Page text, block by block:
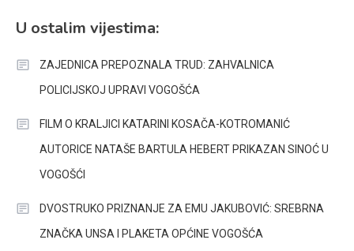
U ostalim vijestima:
ZAJEDNICA PREPOZNALA TRUD: ZAHVALNICA
POLICIJSKOJ UPRAVI VOGOŠĆA
FILM O KRALJICI KATARINI KOSAČA-KOTROMANIĆ
AUTORICE NATAŠE BARTULA HEBERT PRIKAZAN SINOĆ U
VOGOŠĆI
DVOSTRUKO PRIZNANJE ZA EMU JAKUBOVIĆ: SREBRNA
ZNAČKA UNSA I PLAKETA OPĆINE VOGOŠĆA